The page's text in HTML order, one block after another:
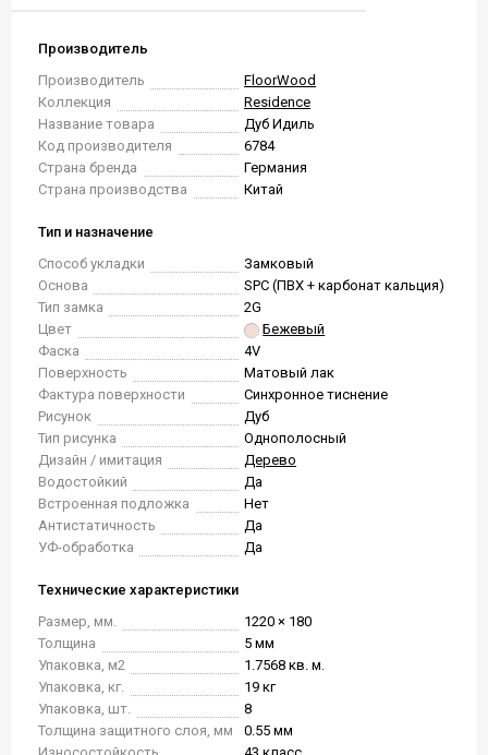
Производитель
Производитель
FloorWood
Коллекция
Residence
Название товара
Дуб Идиль
Код производителя
6784
Страна бренда
Германия
Страна производства
Китай
Тип и назначение
Способ укладки
Замковый
Основа
SPC (ПВХ + карбонат кальция)
Тип замка
2G
Цвет
Бежевый
Фаска
4V
Поверхность
Матовый лак
Фактура поверхности
Синхронное тиснение
Рисунок
Дуб
Тип рисунка
Однополосный
Дизайн / имитация
Дерево
Водостойкий
Да
Встроенная подложка
Нет
Антистатичность
Да
УФ-обработка
Да
Технические характеристики
Размер, мм.
1220 × 180
Толщина
5 мм
Упаковка, м2
1.7568 кв. м.
Упаковка, кг.
19 кг
Упаковка, шт.
8
Толщина защитного слоя, мм
0.55 мм